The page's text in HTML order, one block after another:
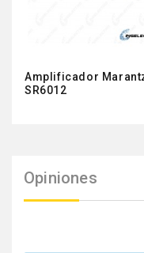
Amplificador
SR6012
Opiniones